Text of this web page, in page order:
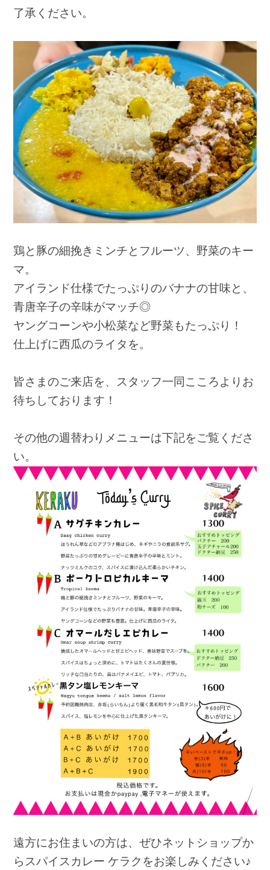
了承ください。
鶏と豚の細挽きミンチとフルーツ、野菜のキー
マ。
アイランド仕様でたっぷりのバナナの甘味と、
青唐辛子の辛味がマッチ◎
ヤングコーンや小松菜など野菜もたっぷり！
仕上げに西瓜のライタを。
皆さまのご来店を、スタッフ一同こころよりお
待ちしております！
その他の週替わりメニューは下記をご覧くださ
い。
遠方にお住まいの方は、ぜひネットショップか
らスパイスカレー ケラクをお楽しみください♪